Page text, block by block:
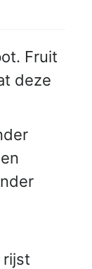
Fruit
deze
rijst